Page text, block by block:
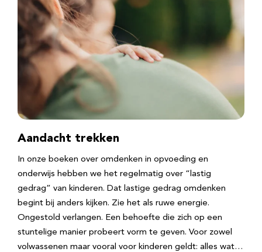
Aandacht trekken
In onze boeken over omdenken in opvoeding en
onderwijs hebben we het regelmatig over “lastig
gedrag” van kinderen. Dat lastige gedrag omdenken
begint bij anders kijken. Zie het als ruwe energie.
Ongestold verlangen. Een behoefte die zich op een
stuntelige manier probeert vorm te geven. Voor zowel
volwassenen maar vooral voor kinderen geldt: alles wat…